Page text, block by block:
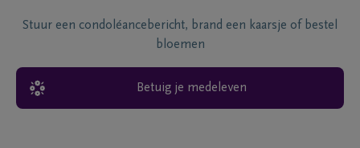
Stuur een condoléancebericht, brand een kaarsje of bestel
bloemen
Betuig je medeleven